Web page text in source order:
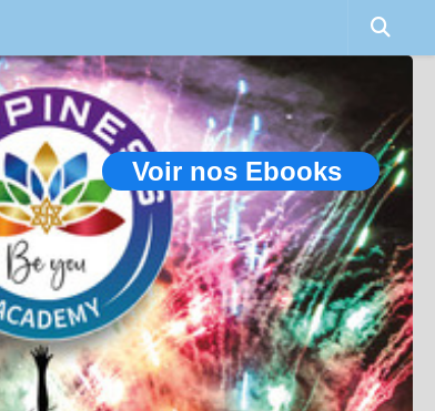
Voir nos Ebooks